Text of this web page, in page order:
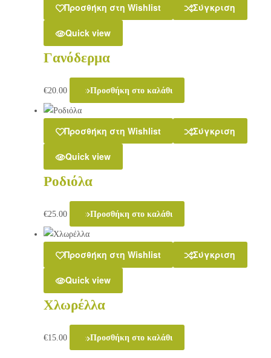
Προσθήκη στη Wishlist Σύγκριση
Quick view
Γανόδερμα
€20.00 Προσθήκη στο καλάθι
Προσθήκη στη Wishlist Σύγκριση
Quick view
Ροδιόλα
€25.00 Προσθήκη στο καλάθι
Προσθήκη στη Wishlist Σύγκριση
Quick view
Χλωρέλλα
€15.00 Προσθήκη στο καλάθι